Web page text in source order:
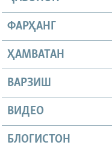
ФАРҲАНГ
ҲАМВАТАН
ВАРЗИШ
ВИДЕО
БЛОГИСТОН